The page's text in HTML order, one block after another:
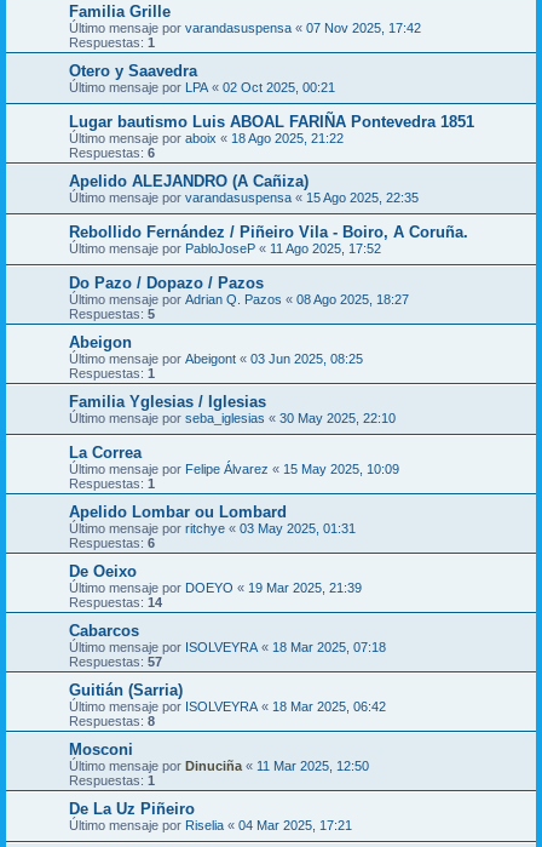
Familia Grille
Último mensaje por varandasuspensa « 07 Nov 2025, 17:42
Respuestas: 1
Otero y Saavedra
Último mensaje por LPA « 02 Oct 2025, 00:21
Lugar bautismo Luis ABOAL FARIÑA Pontevedra 1851
Último mensaje por aboix « 18 Ago 2025, 21:22
Respuestas: 6
Apelido ALEJANDRO (A Cañiza)
Último mensaje por varandasuspensa « 15 Ago 2025, 22:35
Rebollido Fernández / Piñeiro Vila - Boiro, A Coruña.
Último mensaje por PabloJoseP « 11 Ago 2025, 17:52
Do Pazo / Dopazo / Pazos
Último mensaje por Adrian Q. Pazos « 08 Ago 2025, 18:27
Respuestas: 5
Abeigon
Último mensaje por Abeigont « 03 Jun 2025, 08:25
Respuestas: 1
Familia Yglesias / Iglesias
Último mensaje por seba_iglesias « 30 May 2025, 22:10
La Correa
Último mensaje por Felipe Álvarez « 15 May 2025, 10:09
Respuestas: 1
Apelido Lombar ou Lombard
Último mensaje por ritchye « 03 May 2025, 01:31
Respuestas: 6
De Oeixo
Último mensaje por DOEYO « 19 Mar 2025, 21:39
Respuestas: 14
Cabarcos
Último mensaje por ISOLVEYRA « 18 Mar 2025, 07:18
Respuestas: 57
Guitián (Sarria)
Último mensaje por ISOLVEYRA « 18 Mar 2025, 06:42
Respuestas: 8
Mosconi
Último mensaje por Dinuciña « 11 Mar 2025, 12:50
Respuestas: 1
De La Uz Piñeiro
Último mensaje por Riselia « 04 Mar 2025, 17:21